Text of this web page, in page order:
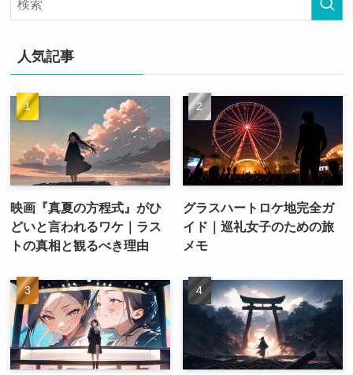
人気記事
映画『真夏の方程式』がひ
どいと言われるワケ｜ラス
トの真相と観るべき理由
グラスハートロケ地完全ガ
イド｜巡礼女子のための旅
メモ